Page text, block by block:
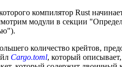
компилятор Rust
модули в секции
количество крейтов,
Cargo.toml, который